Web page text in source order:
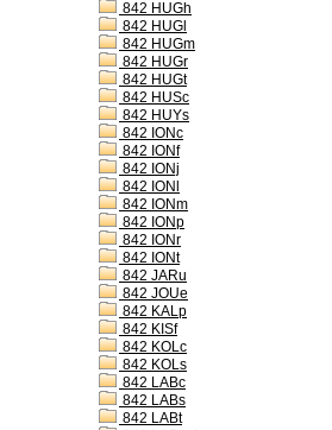
842 HUGh
842 HUGl
842 HUGm
842 HUGr
842 HUGt
842 HUSc
842 HUYs
842 IONc
842 IONf
842 IONj
842 IONl
842 IONm
842 IONp
842 IONr
842 IONt
842 JARu
842 JOUe
842 KALp
842 KISf
842 KOLc
842 KOLs
842 LABc
842 LABs
842 LABt